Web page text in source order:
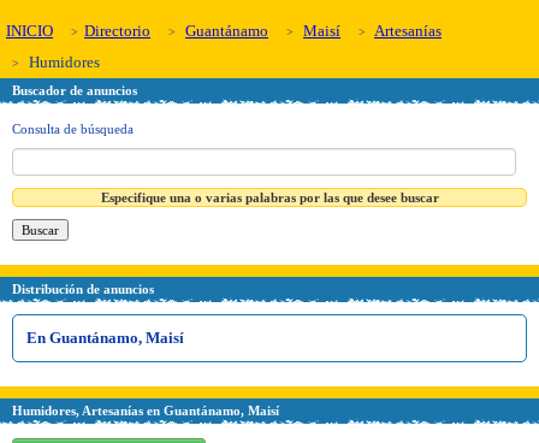
INICIO Directorio Guantánamo Maisí
Artesanías
Humidores
Buscador de anuncios
Consulta de búsqueda
Especifique una o varias palabras por las que desee buscar
Distribución de anuncios
En Guantánamo, Maisí
Humidores, Artesanías en Guantánamo, Maisí